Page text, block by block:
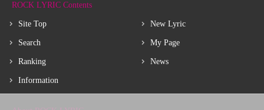
ROCK LYRIC Contents
Site Top
Search
Ranking
Information
New Lyric
My Page
News